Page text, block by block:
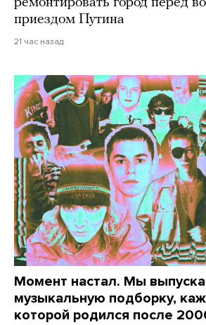
ремонтировать город перед
приездом Путина
21 час назад
Момент настал. Мы
музыкальную подборку,
которой родился после